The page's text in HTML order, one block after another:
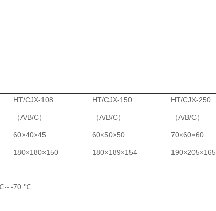
HT/CJX-108
（A/B/C）
HT/CJX-150
（A/B/C）
HT/CJX-250
（A/B/C）
60×40×45 60×50×50 70×60×60
180×180×150 180×189×154 190×205×165
～-70 ℃